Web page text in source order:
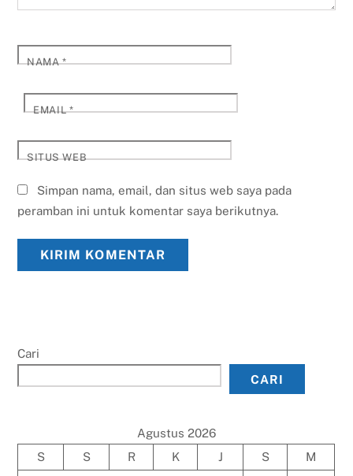
NAMA*
EMAIL*
SITUS WEB
Simpan nama, email, dan situs web saya pada
peramban ini untuk komentar saya berikutnya.
Cari
CARI
Agustus 2026
S
S R K J S
M